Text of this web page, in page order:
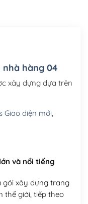
(+550,000₫)
hàng 04
xây dựng dựa trên
Giao diện mới,
và nổi tiếng
gói xây dựng trang
thế giới, tiếp theo